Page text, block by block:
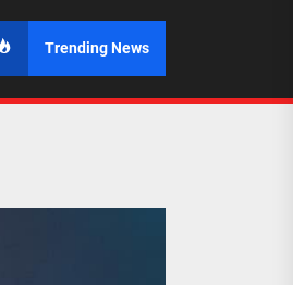
Trending News